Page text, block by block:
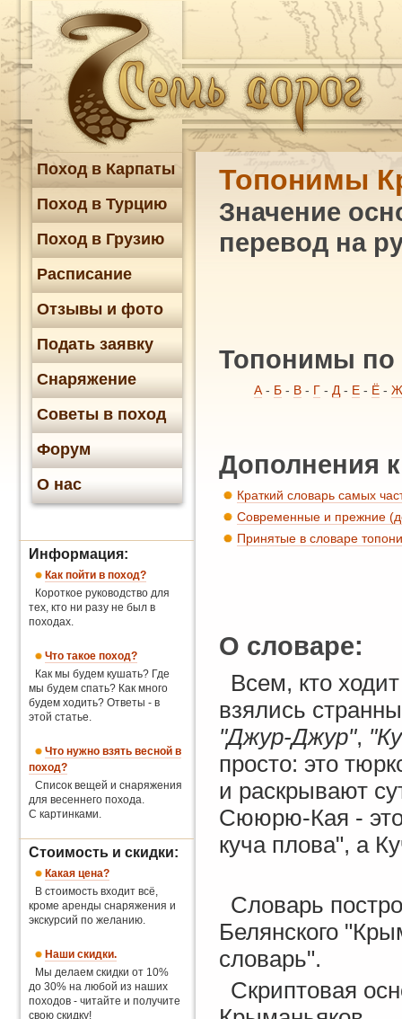
Топонимы
Значение
перевод на
Топонимы по
А - Б - В - Г - Д - Е - Ё - Ж
Дополнения
Краткий словарь самых
Современные и прежние
Принятые в словаре
О словаре:
Всем, кто
взялись
"Джур-Джур",
просто: это
и раскрывают
Сююрю-Кая - это
куча плова", а
Словарь
Белянского
словарь".
Скриптовая
Поход в Карпаты
Поход в Турцию
Поход в Грузию
Расписание
Отзывы и фото
Подать заявку
Снаряжение
Советы в поход
Форум
О нас
Информация:
Как пойти в поход?
Короткое руководство для
тех, кто ни разу не был в
походах.
Что такое поход?
Как мы будем кушать? Где
мы будем спать? Как много
будем ходить? Ответы - в
этой статье.
Что нужно взять весной в
поход?
Список вещей и снаряжения
для весеннего похода.
С картинками.
Стоимость и скидки:
Какая цена?
В стоимость входит всё,
кроме аренды снаряжения и
экскурсий по желанию.
Наши скидки.
Мы делаем скидки от 10%
до 30% на любой из наших
походов - читайте и получите
свою скидку!